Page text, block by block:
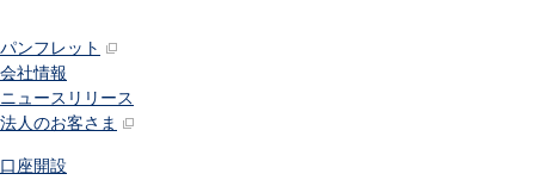
パンフレット
会社情報
ニュースリリース
法人のお客さま
口座開設